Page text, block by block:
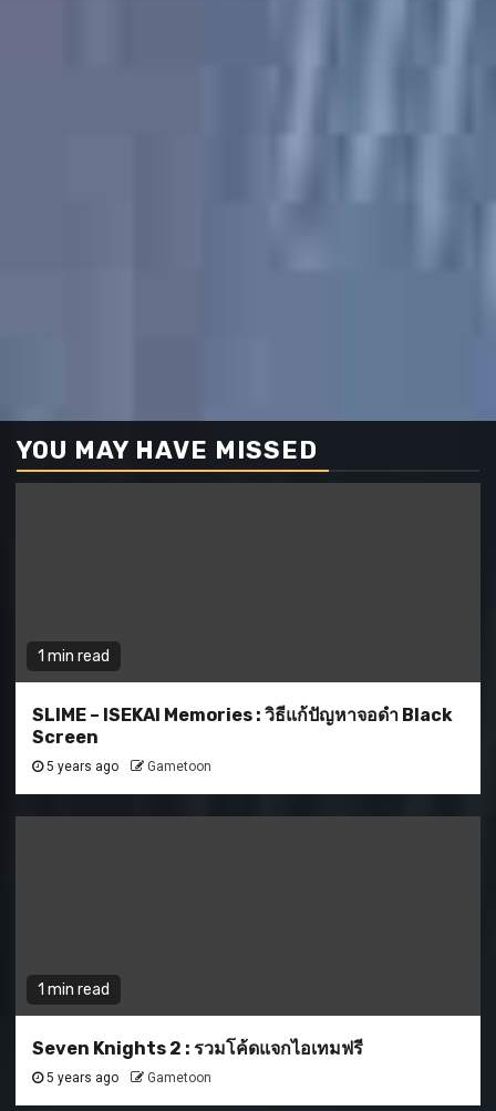
YOU MAY HAVE MISSED
1 min read
SLIME – ISEKAI Memories : วิธีแก้ปัญหาจอดำ Black
Screen
5 years ago Gametoon
1 min read
Seven Knights 2 : รวมโค้ดแจกไอเทมฟรี
5 years ago Gametoon